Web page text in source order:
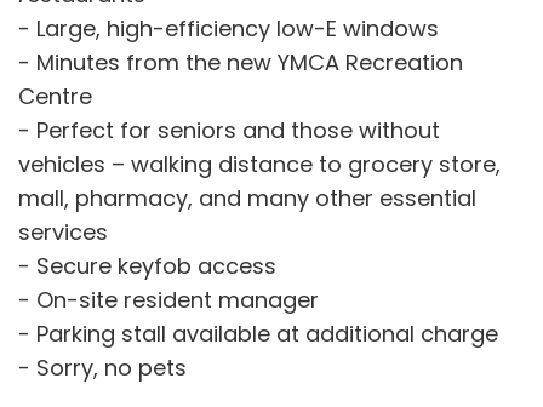
- Large, high-efficiency low-E windows
- Minutes from the new YMCA Recreation
Centre
- Perfect for seniors and those without
vehicles – walking distance to grocery store,
mall, pharmacy, and many other essential
services
- Secure keyfob access
- On-site resident manager
- Parking stall available at additional charge
- Sorry, no pets